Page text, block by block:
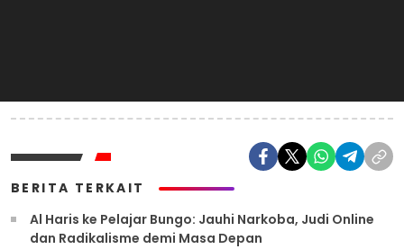
BERITA TERKAIT
Al Haris ke Pelajar Bungo: Jauhi Narkoba, Judi Online
dan Radikalisme demi Masa Depan